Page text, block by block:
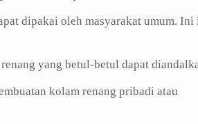
dipakai oleh masyarakat umum. Ini
yang betul-betul dapat
kolam renang pribadi atau